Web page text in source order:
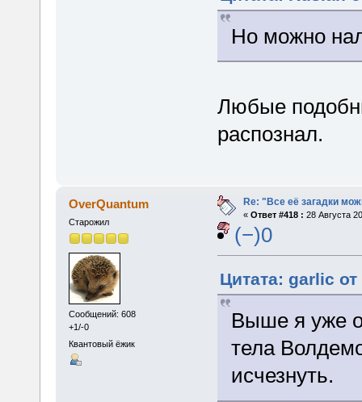
Но можно
Любые
распознал.
OverQuantum
Старожил
Сообщений: 608
+1/-0
Квантовый ёжик
Re: "Все её загадки
« Ответ #418 : 28 Августа
(−)0
Цитата: garlic от
Выше я уже
тела
исчезнуть.